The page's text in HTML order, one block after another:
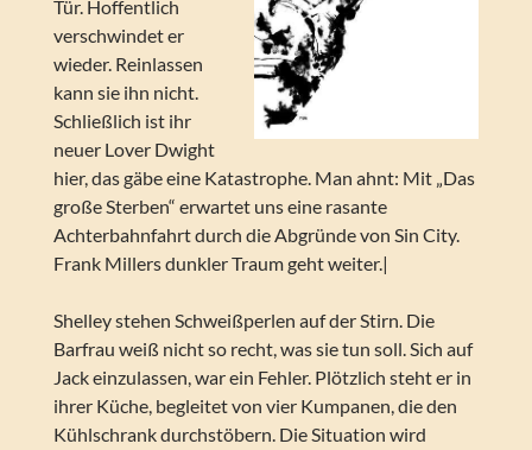
Tür. Hoffentlich
verschwindet er
wieder. Reinlassen
kann sie ihn nicht.
Schließlich ist ihr
neuer Lover Dwight
hier, das gäbe eine Katastrophe. Man ahnt: Mit „Das
große Sterben“ erwartet uns eine rasante
Achterbahnfahrt durch die Abgründe von Sin City.
Frank Millers dunkler Traum geht weiter.|
Shelley stehen Schweißperlen auf der Stirn. Die
Barfrau weiß nicht so recht, was sie tun soll. Sich auf
Jack einzulassen, war ein Fehler. Plötzlich steht er in
ihrer Küche, begleitet von vier Kumpanen, die den
Kühlschrank durchstöbern. Die Situation wird